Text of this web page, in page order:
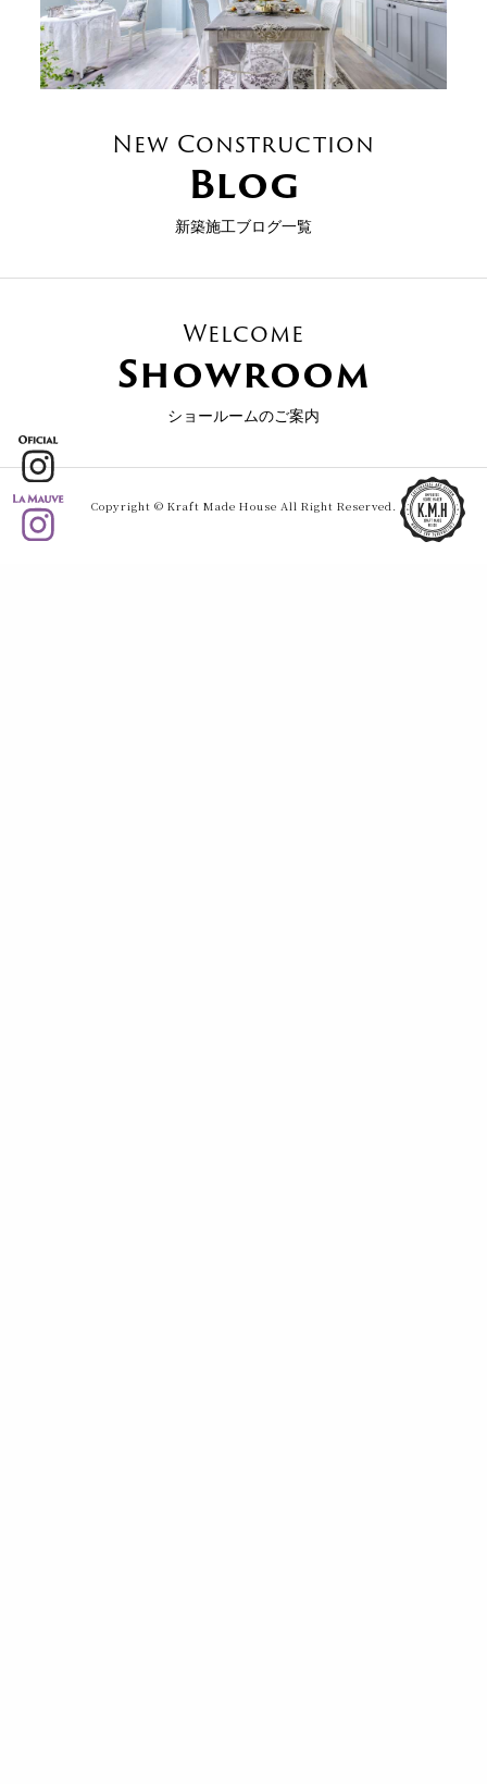
New Construction
Blog
新築施工ブログ一覧
Welcome
Showroom
ショールームのご案内
Copyright © Kraft Made House All Right Reserved.